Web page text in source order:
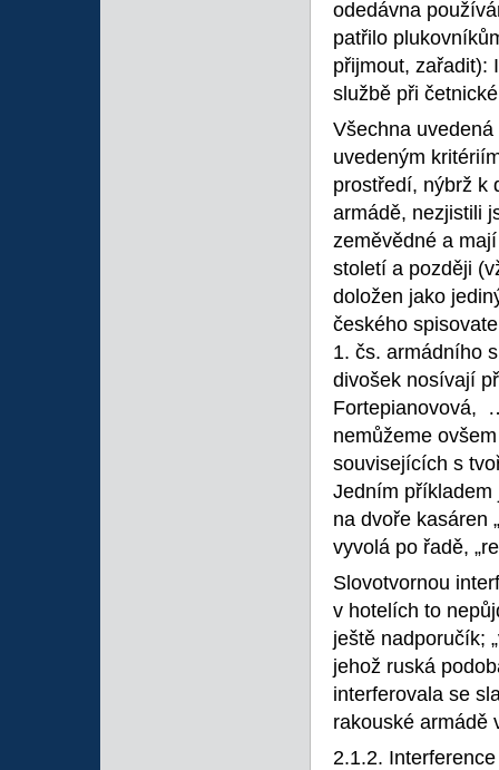
odedávna
patřilo
přijmout, zařadit):
službě při
Všechna
uvedeným
prostředí, nýbrž k
armádě, nezjistili
zeměvědné a
století a později
doložen jako
českého
1. čs. armádního
divošek nosívají
Fortepianovová,
nemůžeme
souvisejících s
Jedním
na dvoře kasáren
vyvolá po řadě,
Slovotvornou
v hotelích to
ještě nadporučík;
jehož ruská
interferovala se
rakouské armádě
2.1.2.